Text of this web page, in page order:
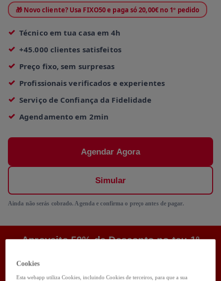
🎁 Novo cliente? Usa FIXO50 e paga só 20,00€ no 1º pedido
Técnico em tua casa em 4h
+45.000 clientes satisfeitos
Preço fixo, sem surpresas
Profissionais verificados e experientes
Serviço de Confiança da Fidelidade
Agendamento em 2min
Agendar Agora
Simular
Ainda não serás cobrado. Agenda e confirma o preço antes de pagar.
Aproveita 50% de Desconto no teu 1º
Usa o código: FIXO50
Cookies
Esta webapp utiliza Cookies, incluindo Cookies de terceiros, para que a sua